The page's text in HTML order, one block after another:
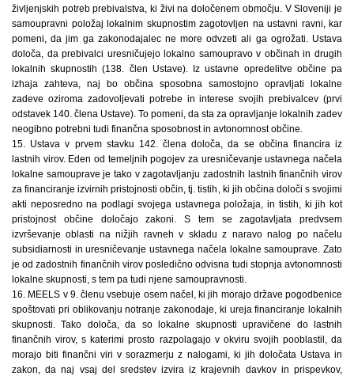
življenjskih potreb prebivalstva, ki živi na določenem območju. V Sloveniji je
samoupravni položaj lokalnim skupnostim zagotovljen na ustavni ravni, kar
pomeni, da jim ga zakonodajalec ne more odvzeti ali ga ogrožati. Ustava
določa, da prebivalci uresničujejo lokalno samoupravo v občinah in drugih
lokalnih skupnostih (138. člen Ustave). Iz ustavne opredelitve občine pa
izhaja zahteva, naj bo občina sposobna samostojno opravljati lokalne
zadeve oziroma zadovoljevati potrebe in interese svojih prebivalcev (prvi
odstavek 140. člena Ustave). To pomeni, da sta za opravljanje lokalnih zadev
neogibno potrebni tudi finančna sposobnost in avtonomnost občine.
15. Ustava v prvem stavku 142. člena določa, da se občina financira iz
lastnih virov. Eden od temeljnih pogojev za uresničevanje ustavnega načela
lokalne samouprave je tako v zagotavljanju zadostnih lastnih finančnih virov
za financiranje izvirnih pristojnosti občin, tj. tistih, ki jih občina določi s svojimi
akti neposredno na podlagi svojega ustavnega položaja, in tistih, ki jih kot
pristojnost občine določajo zakoni. S tem se zagotavljata predvsem
izvrševanje oblasti na nižjih ravneh v skladu z naravo nalog po načelu
subsidiarnosti in uresničevanje ustavnega načela lokalne samouprave. Zato
je od zadostnih finančnih virov posledično odvisna tudi stopnja avtonomnosti
lokalne skupnosti, s tem pa tudi njene samoupravnosti.
16. MEELS v 9. členu vsebuje osem načel, ki jih morajo države pogodbenice
spoštovati pri oblikovanju notranje zakonodaje, ki ureja financiranje lokalnih
skupnosti. Tako določa, da so lokalne skupnosti upravičene do lastnih
finančnih virov, s katerimi prosto razpolagajo v okviru svojih pooblastil, da
morajo biti finančni viri v sorazmerju z nalogami, ki jih določata Ustava in
zakon, da naj vsaj del sredstev izvira iz krajevnih davkov in prispevkov,